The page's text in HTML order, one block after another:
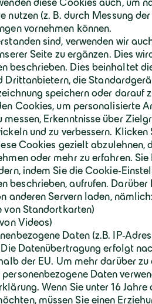
Ein Jahr wird es noch
Pfullendorf zwei neue,
und zwei Gewerbeeinheiten
sechs Außenstellplätzen.
Mit dem symbolischen
neue Immobilienprojekt am
projektiert wurde.
Die Grundrisskonzepte der